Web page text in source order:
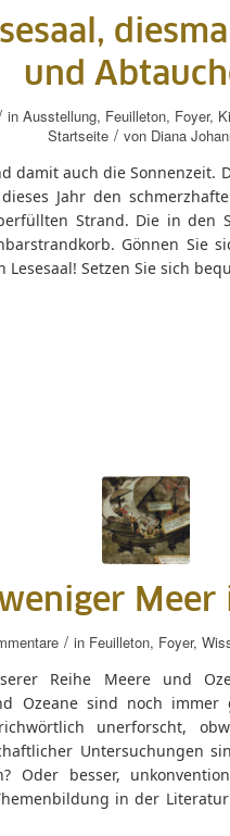
und
in Ausstellung, Feuilleton, Foyer,
Startseite / von Diana
damit auch die Sonnenzeit.
Jahr den
Strand. Die in den
Gönnen Sie
Lesesaal! Setzen Sie sich
/ in Feuilleton, Foyer,
Reihe Meere und
Ozeane sind noch
unerforscht,
Untersuchungen
Oder besser,
in der